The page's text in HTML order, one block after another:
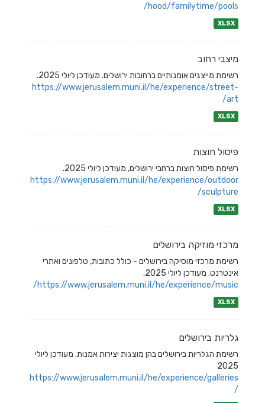
hood/familytime/pools/
XLSX
מיצבי רחוב
רשימת מייצגים אומנותיים ברחובות ירושלים. מעודכן ליולי 2025.
https://www.jerusalem.muni.il/he/experience/street-
art/
XLSX
פיסול חוצות
רשימת פיסול חוצות ברחבי ירושלים, מעודכן ליולי 2025.
https://www.jerusalem.muni.il/he/experience/outdoor
sculpture/
XLSX
מרכזי מוזיקה בירושלים
רשימת מרכזי מוסיקה בירושלים - כולל כתובות, טלפונים ואתרי
אינטרנט. מעודכן ליולי 2025.
https://www.jerusalem.muni.il/he/experience/music/
XLSX
גלריות בירושלים
​רשימת הגלריות בירושלים בהן מוצגות יצירות אמנות. מעודכן ליולי
2025
https://www.jerusalem.muni.il/he/experience/galleries
/